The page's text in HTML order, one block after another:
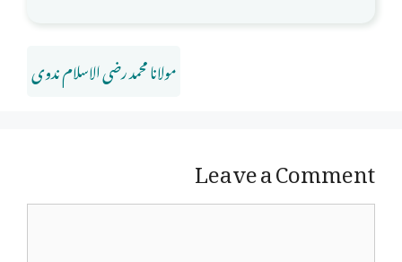
مولانا محمد رضی الاسلام ندوی
Leave a Comment